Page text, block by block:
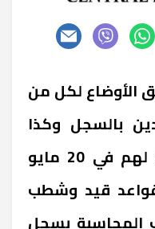
الأوضاع لكل من
بالسجل وكذا
مكاتب المحاسبة التابعة لهم في 20 مايو
وقواعد قيد وشطب
المحاسبة بسجل